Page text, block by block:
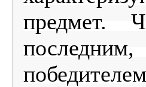
предмет.